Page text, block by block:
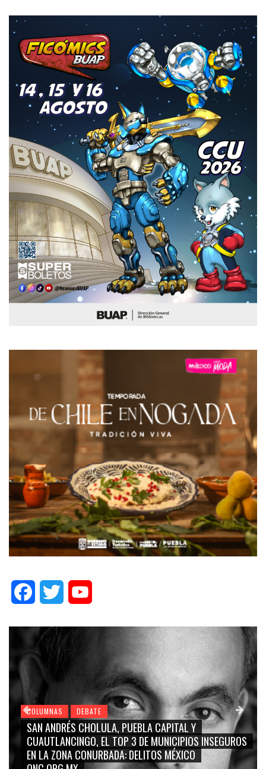
FacebookTwitter
COLUMNAS DEBATE
GRACE PALOMARES, NAY SALVATORI, SERGIO MAYER,
CARMEN SALINAS “LA CORCHOLATA”, CUAUHTÉMOC
BLANCO, SILVIA PINAL: LA TRIVIALIZACIÓN Y